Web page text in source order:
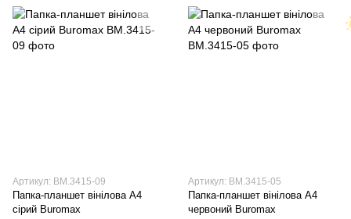
Артикул: BM.3415-09
Папка-планшет вінілова А4
сірий Buromax
Артикул: BM.3415-05
Папка-планшет вінілова А4
червоний Buromax